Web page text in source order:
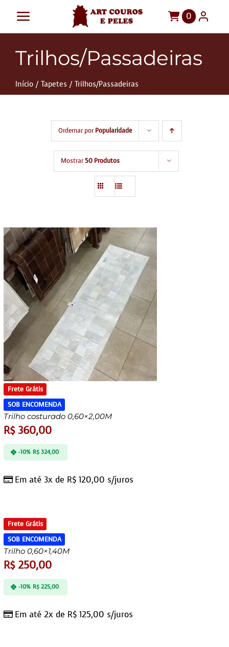
para
conteúdo
Toggle
Tapetes
Pelegos
0
Trilhos/Passadeiras
Início Tapetes Trilhos/Passadeiras
Ordernar por Popularidade
Mostrar50 Produtos
Frete Grátis
SOB ENCOMENDA
Trilho costurado 0,60×2,00M
R$360,00
Em até 3x de R$ 120,00 s/juros
-10% R$324,00
Frete Grátis
SOB ENCOMENDA
Trilho 0,60×1,40M
R$250,00
Em até 2x de R$ 125,00 s/juros
-10% R$225,00